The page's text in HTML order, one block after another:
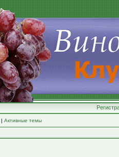
| Активные темы